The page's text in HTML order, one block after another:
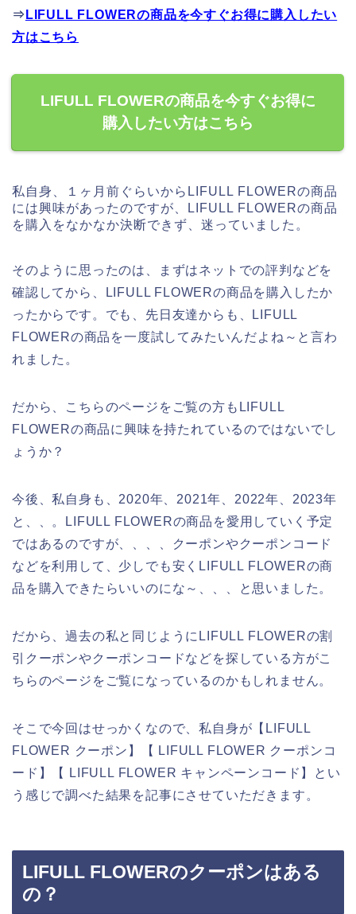
⇒ LIFULL FLOWERの商品を今すぐお得に購入したい
方はこちら
LIFULL FLOWERの商品を今すぐお得に
購入したい方はこちら
私自身、１ヶ月前ぐらいからLIFULL FLOWERの商品
には興味があったのですが、LIFULL FLOWERの商品
を購入をなかなか決断できず、迷っていました。
そのように思ったのは、まずはネットでの評判などを
確認してから、LIFULL FLOWERの商品を購入したか
ったからです。でも、先日友達からも、LIFULL
FLOWERの商品を一度試してみたいんだよね～と言わ
れました。
だから、こちらのページをご覧の方もLIFULL
FLOWERの商品に興味を持たれているのではないでし
ょうか？
今後、私自身も、2020年、2021年、2022年、2023年
と、、。LIFULL FLOWERの商品を愛用していく予定
ではあるのですが、、、、クーポンやクーポンコード
などを利用して、少しでも安くLIFULL FLOWERの商
品を購入できたらいいのにな～、、、と思いました。
だから、過去の私と同じようにLIFULL FLOWERの割
引クーポンやクーポンコードなどを探している方がこ
ちらのページをご覧になっているのかもしれません。
そこで今回はせっかくなので、私自身が【LIFULL
FLOWER クーポン】【 LIFULL FLOWER クーポンコ
ード】【 LIFULL FLOWER キャンペーンコード】とい
う感じで調べた結果を記事にさせていただきます。
LIFULL FLOWERのクーポンはある
の？